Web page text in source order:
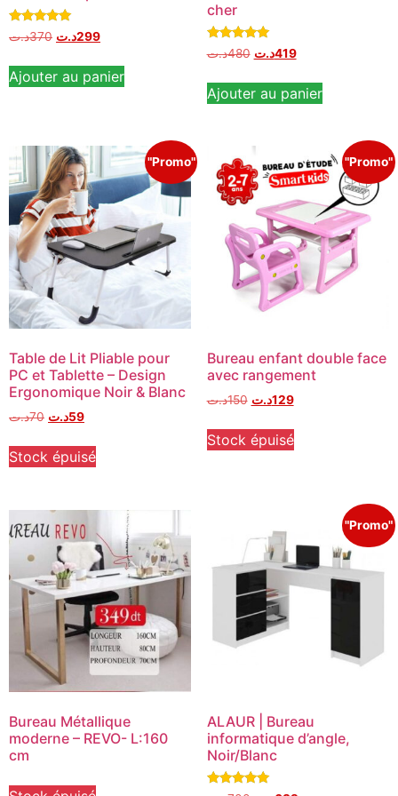
Note
5.00
370د.ت 299د.ت
Ajouter au panier
cher
Note
5.00
480د.ت 419د.ت
Ajouter au panier
"Promo"
Table de Lit Pliable pour
PC et Tablette – Design
Ergonomique Noir & Blanc
70د.ت 59د.ت
Stock épuisé
"Promo"
Bureau enfant double face
avec rangement
150د.ت 129د.ت
Stock épuisé
Bureau Métallique
moderne – REVO- L:160
cm
"Promo"
ALAUR | Bureau
informatique d’angle,
Noir/Blanc